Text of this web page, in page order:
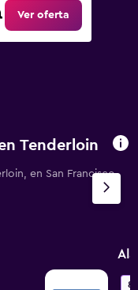
Ver oferta
Tenderloin
en San Francisco